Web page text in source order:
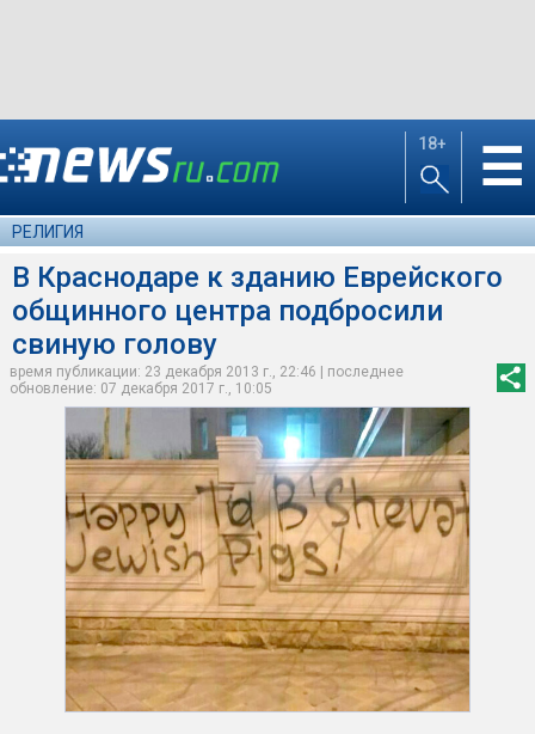
18+ ☰
РЕЛИГИЯ
В Краснодаре к зданию Еврейского
общинного центра подбросили
свиную голову
время публикации: 23 декабря 2013 г., 22:46 | последнее
обновление: 07 декабря 2017 г., 10:05